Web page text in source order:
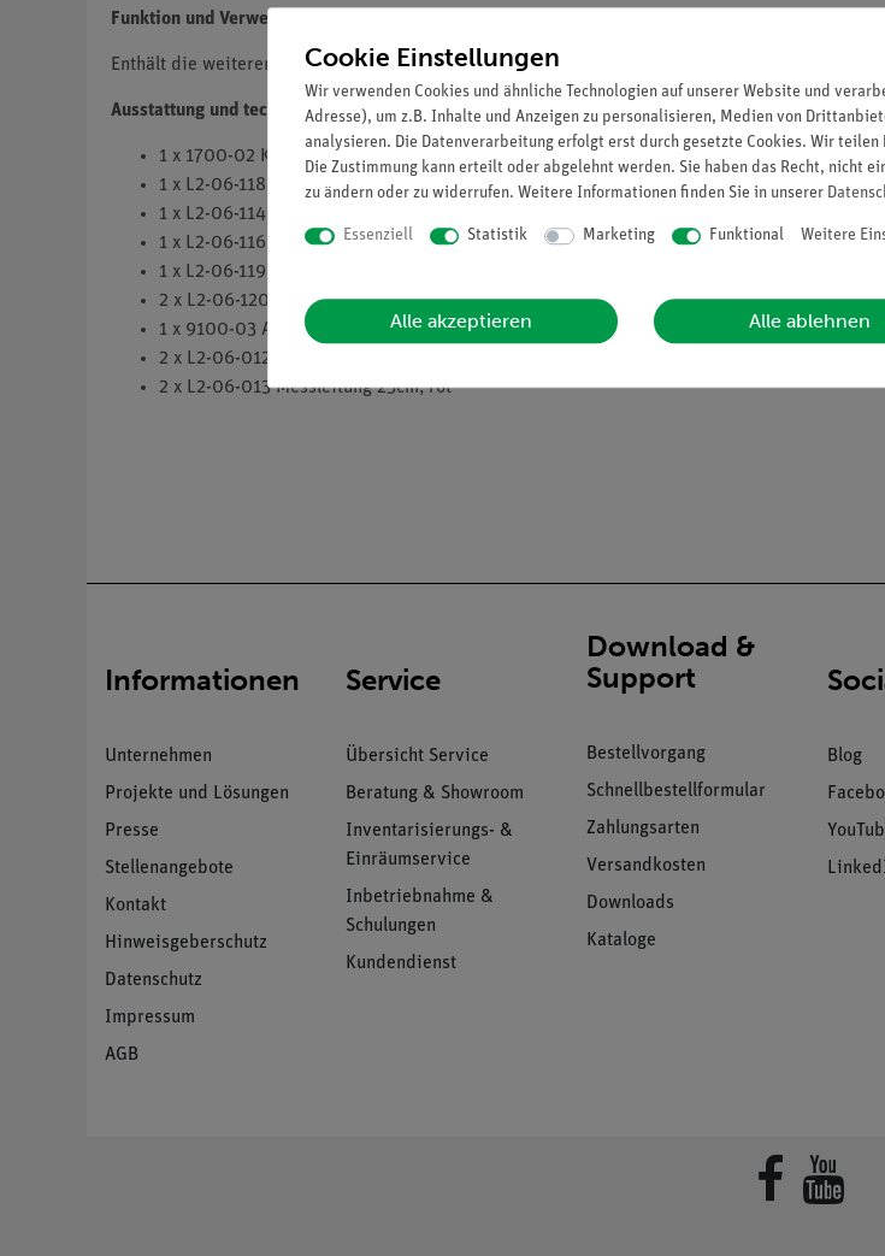
Funktion und Verwendung
Enthält die weiteren benötigten Bestandteile zur Durchführung der Experimente mit leXsolar-
Ausstattung und technische Daten
1 x 1700-02 Kettenklemme
1 x L2-06-118 Stativfuß
1 x L2-06-114 Bunsenbrenner
1 x L2-06-116 Universalstativklemme
1 x L2-06-119 Stativstange 60cm, M10
2 x L2-06-120 Doppelklemme
1 x 9100-03 AV-Modul
2 x L2-06-012 Messleitung 25cm, schwarz
2 x L2-06-013 Messleitung 25cm, rot
Informationen
Unternehmen
Projekte und Lösungen
Presse
Stellenangebote
Kontakt
Hinweisgeberschutz
Datenschutz
Impressum
AGB
Service
Übersicht Service
Beratung & Showroom
Inventarisierungs- &
Einräumservice
Inbetriebnahme &
Schulungen
Kundendienst
Download &
Support
Bestellvorgang
Schnellbestellformular
Zahlungsarten
Versandkosten
Downloads
Kataloge
Blog
Cookie Einstellungen
Wir verwenden Cookies und ähnliche Technologien auf unserer Website und
Adresse), um z.B. Inhalte und Anzeigen zu personalisieren, Medien von
analysieren. Die Datenverarbeitung erfolgt erst durch gesetzte Cookies. Wir
Die Zustimmung kann erteilt oder abgelehnt werden. Sie haben das Recht, nicht
zu ändern oder zu widerrufen. Weitere Informationen finden Sie in unserer
Essenziell Statistik Marketing Funktional Weitere
Alle akzeptieren Alle ablehnen